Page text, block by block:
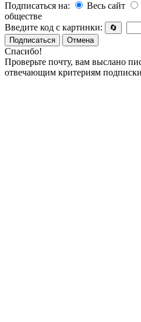
Подписаться на:
Весь сайт
обществе
Введите код с картинки:
🔄
Подписаться
Отмена
Спасибо!
Проверьте почту, вам выслано
отвечающим критериям подписки